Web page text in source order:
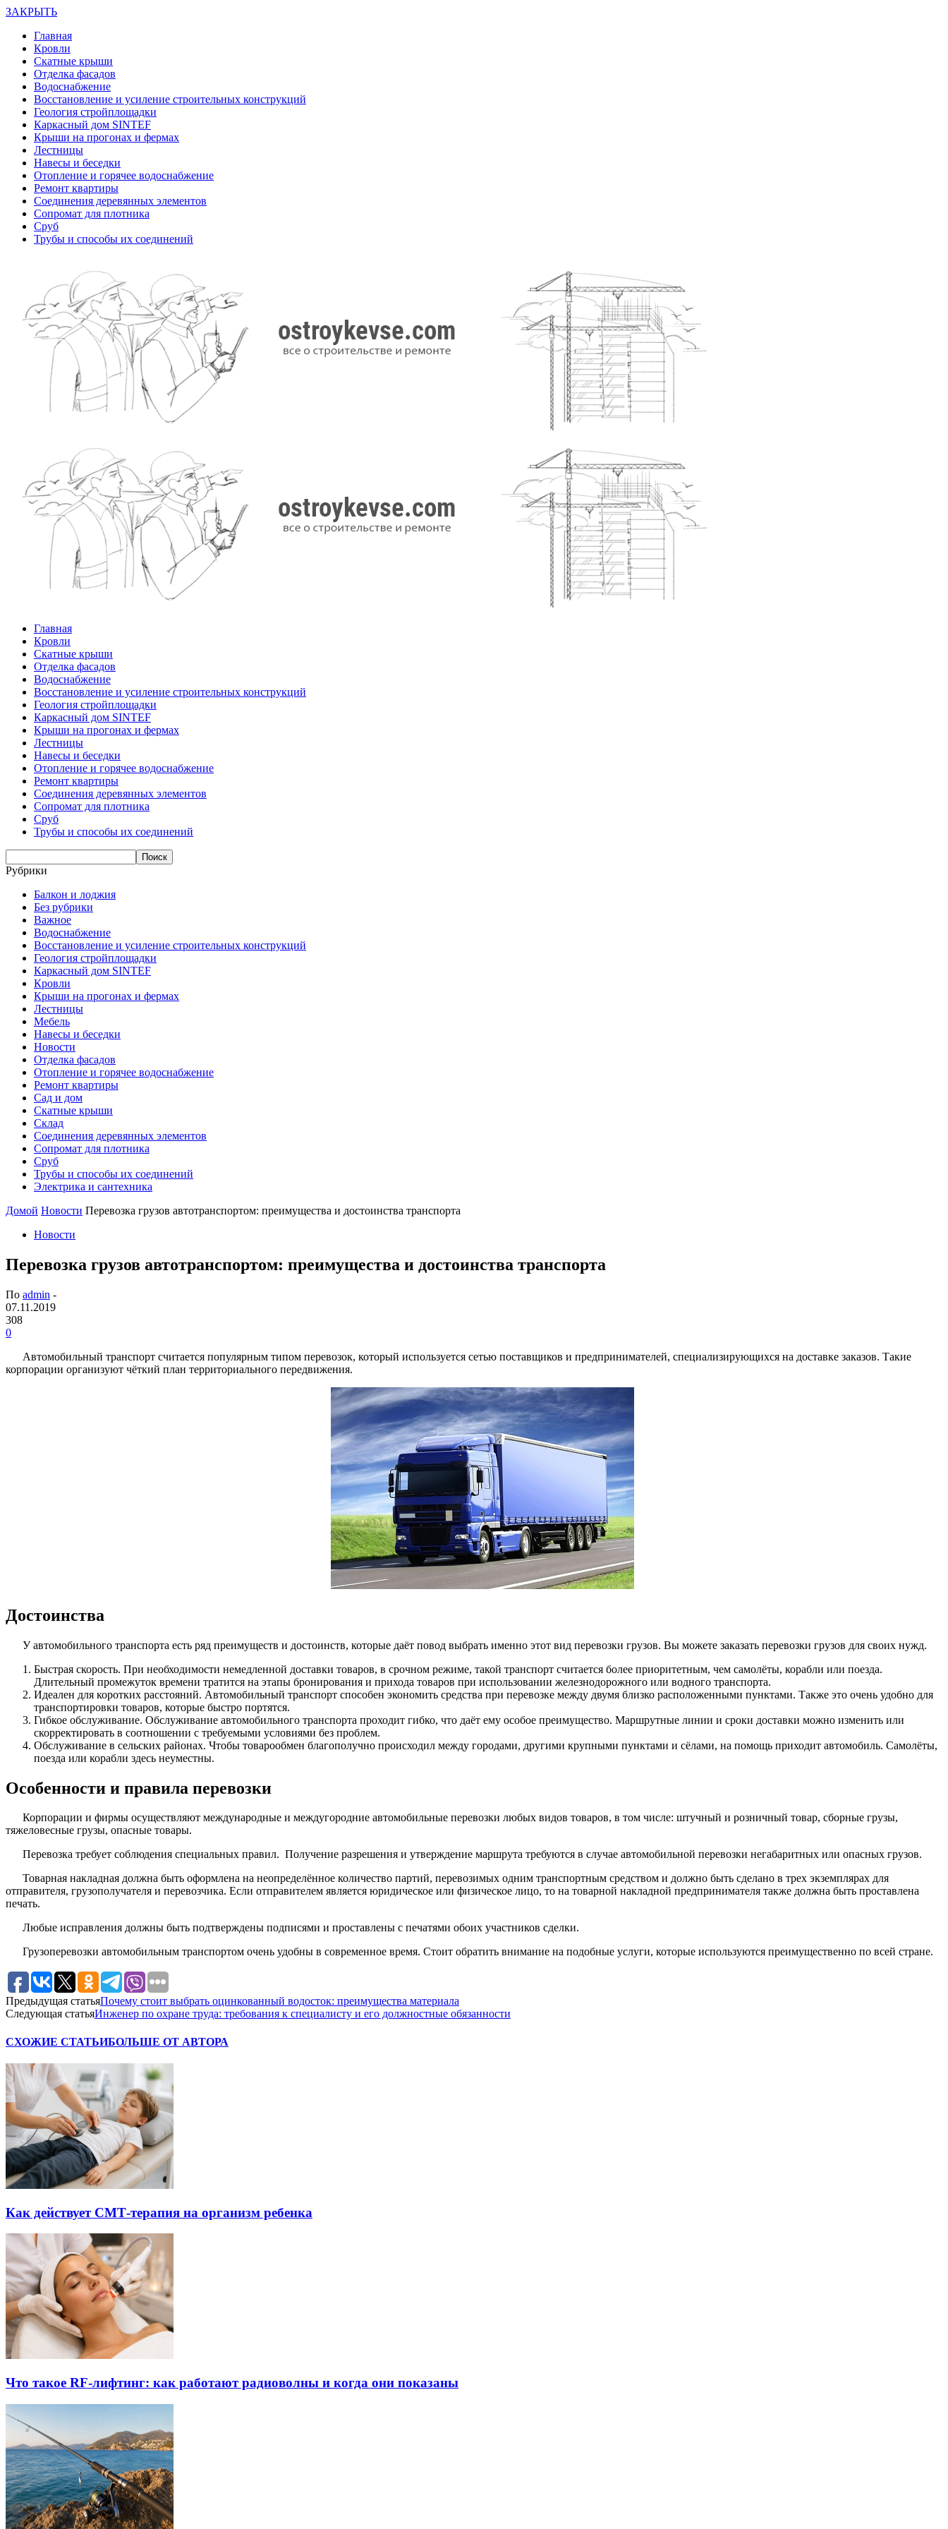
ЗАКРЫТЬ
Главная
Кровли
Скатные крыши
Отделка фасадов
Водоснабжение
Восстановление и усиление строительных конструкций
Геология стройплощадки
Каркасный дом SINTEF
Крыши на прогонах и фермах
Лестницы
Навесы и беседки
Отопление и горячее водоснабжение
Ремонт квартиры
Соединения деревянных элементов
Сопромат для плотника
Сруб
Трубы и способы их соединений
Главная
Кровли
Скатные крыши
Отделка фасадов
Водоснабжение
Восстановление и усиление строительных конструкций
Геология стройплощадки
Каркасный дом SINTEF
Крыши на прогонах и фермах
Лестницы
Навесы и беседки
Отопление и горячее водоснабжение
Ремонт квартиры
Соединения деревянных элементов
Сопромат для плотника
Сруб
Трубы и способы их соединений
Рубрики
Балкон и лоджия
Без рубрики
Важное
Водоснабжение
Восстановление и усиление строительных конструкций
Геология стройплощадки
Каркасный дом SINTEF
Кровли
Крыши на прогонах и фермах
Лестницы
Мебель
Навесы и беседки
Новости
Отделка фасадов
Отопление и горячее водоснабжение
Ремонт квартиры
Сад и дом
Скатные крыши
Склад
Соединения деревянных элементов
Сопромат для плотника
Сруб
Трубы и способы их соединений
Электрика и сантехника
Домой Новости Перевозка грузов автотранспортом: преимущества и достоинства транспорта
Новости
Перевозка грузов автотранспортом: преимущества и достоинства транспорта
По admin -
07.11.2019
308
0
Автомобильный транспорт считается популярным типом перевозок, который используется сетью поставщиков и предпринимателей, специализирующихся на доставке заказов. Такие
корпорации организуют чёткий план территориального передвижения.
Достоинства
У автомобильного транспорта есть ряд преимуществ и достоинств, которые даёт повод выбрать именно этот вид перевозки грузов. Вы можете заказать перевозки грузов для своих нужд.
Быстрая скорость. При необходимости немедленной доставки товаров, в срочном режиме, такой транспорт считается более приоритетным, чем самолёты, корабли или поезда.
Длительный промежуток времени тратится на этапы бронирования и прихода товаров при использовании железнодорожного или водного транспорта.
Идеален для коротких расстояний. Автомобильный транспорт способен экономить средства при перевозке между двумя близко расположенными пунктами. Также это очень удобно для
транспортировки товаров, которые быстро портятся.
Гибкое обслуживание. Обслуживание автомобильного транспорта проходит гибко, что даёт ему особое преимущество. Маршрутные линии и сроки доставки можно изменить или
скорректировать в соотношении с требуемыми условиями без проблем.
Обслуживание в сельских районах. Чтобы товарообмен благополучно происходил между городами, другими крупными пунктами и сёлами, на помощь приходит автомобиль. Самолёты,
поезда или корабли здесь неуместны.
Особенности и правила перевозки
Корпорации и фирмы осуществляют международные и междугородние автомобильные перевозки любых видов товаров, в том числе: штучный и розничный товар, сборные грузы,
тяжеловесные грузы, опасные товары.
Перевозка требует соблюдения специальных правил. Получение разрешения и утверждение маршрута требуются в случае автомобильной перевозки негабаритных или опасных грузов.
Товарная накладная должна быть оформлена на неопределённое количество партий, перевозимых одним транспортным средством и должно быть сделано в трех экземплярах для
отправителя, грузополучателя и перевозчика. Если отправителем является юридическое или физическое лицо, то на товарной накладной предпринимателя также должна быть проставлена ​​
печать.
Любые исправления должны быть подтверждены подписями и проставлены с печатями обоих участников сделки.
Грузоперевозки автомобильным транспортом очень удобны в современное время. Стоит обратить внимание на подобные услуги, которые используются преимущественно по всей стране.
Предыдущая статьяПочему стоит выбрать оцинкованный водосток: преимущества материала
Следующая статьяИнженер по охране труда: требования к специалисту и его должностные обязанности
СХОЖИЕ СТАТЬИБОЛЬШЕ ОТ АВТОРА
Как действует СМТ-терапия на организм ребенка
Что такое RF-лифтинг: как работают радиоволны и когда они показаны